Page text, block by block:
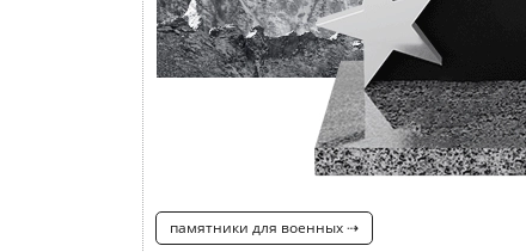
памятники для военных ⇢